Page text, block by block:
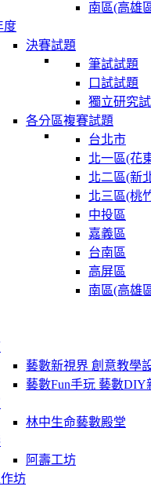
南區(高雄
度
決賽試題
筆試試題
口試試題
獨立研究
各分區複賽試題
台北市
北一區(花
北二區(新
北三區(桃
中投區
嘉義區
台南區
高屏區
南區(高雄
藝數新視界 創意教學
藝數Fun手玩 藝數DIY
林中生命藝數殿堂
阿壽工坊
坊